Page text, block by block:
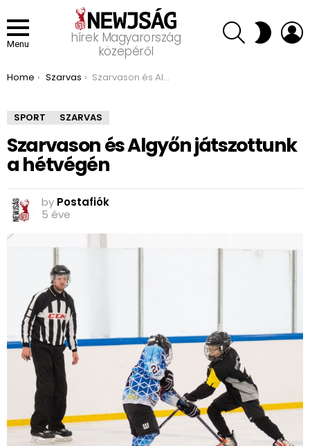
Menu
hírek Magyarország
közepéről
SEARCH SWITCH
SKIN
You are here:
Home Szarvas Szarvason és Algyőn játszottunk a hétvégén
SPORT SZARVAS
Szarvason és Algyőn játszottunk
a hétvégén
by Postafiók
5 éve